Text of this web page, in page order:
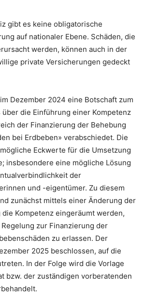
gibt es keine obligatorische
auf nationaler Ebene. Schäden, die
werden, können auch in der
private Versicherungen gedeckt
Dezember 2024 eine Botschaft zum
über die Einführung einer Kompetenz
der Finanzierung der Behebung
bei Erdbeben» verabschiedet. Die
Eckwerte für die Umsetzung
insbesondere eine mögliche Lösung
der
und -eigentümer. Zu diesem
zunächst mittels einer Änderung der
Kompetenz eingeräumt werden,
zur Finanzierung der
zu erlassen. Der
2025 beschlossen, auf die
In der Folge wird die Vorlage
bzw. der zuständigen vorberatenden